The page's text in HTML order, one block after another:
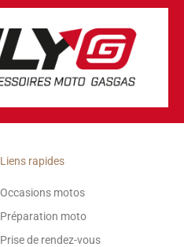
Liens rapides
Occasions motos
Préparation moto
Prise de rendez-vous